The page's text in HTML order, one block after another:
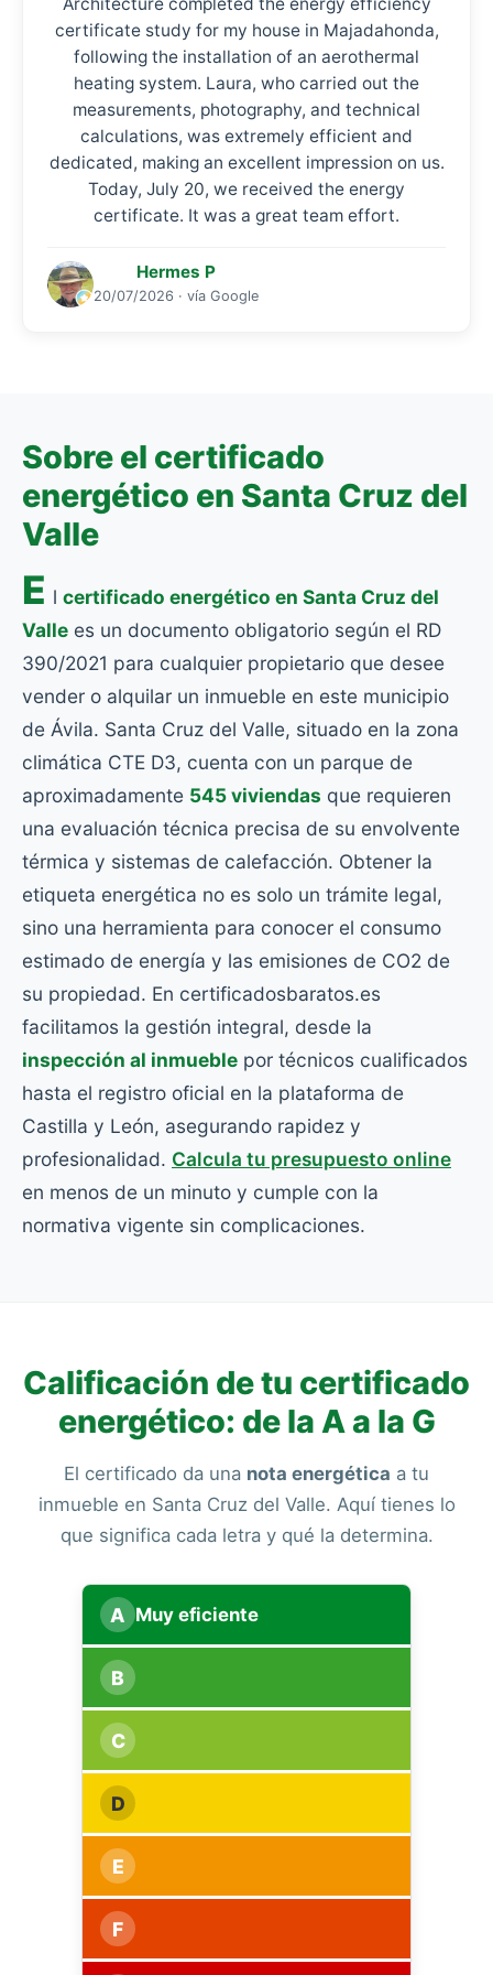
certificate study for my house in Majadahonda,
following the installation of an aerothermal
heating system. Laura, who carried out the
measurements, photography, and technical
calculations, was extremely efficient and
dedicated, making an excellent impression on us.
Today, July 20, we received the energy
certificate. It was a great team effort.
Hermes P
20/07/2026 · vía Google
Sobre el certificado
energético en Santa Cruz del
Valle
E l certificado energético en Santa Cruz del
Valle es un documento obligatorio según el RD
390/2021 para cualquier propietario que desee
vender o alquilar un inmueble en este municipio
de Ávila. Santa Cruz del Valle, situado en la zona
climática CTE D3, cuenta con un parque de
aproximadamente 545 viviendas que requieren
una evaluación técnica precisa de su envolvente
térmica y sistemas de calefacción. Obtener la
etiqueta energética no es solo un trámite legal,
sino una herramienta para conocer el consumo
estimado de energía y las emisiones de CO2 de
su propiedad. En certificadosbaratos.es
facilitamos la gestión integral, desde la
inspección al inmueble por técnicos cualificados
hasta el registro oficial en la plataforma de
Castilla y León, asegurando rapidez y
profesionalidad. Calcula tu presupuesto online
en menos de un minuto y cumple con la
normativa vigente sin complicaciones.
Calificación de tu certificado
energético: de la A a la G
El certificado da una nota energética a tu
inmueble en Santa Cruz del Valle. Aquí tienes lo
que significa cada letra y qué la determina.
A Muy eficiente
B
C
D
E
F